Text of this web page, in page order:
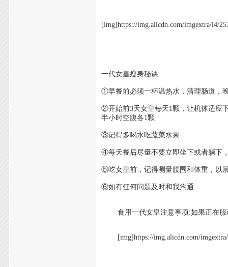
[img]https://img.alicdn.com/imgextra/i4/
一代女皇瘦身秘诀
①早餐前必须一杯温热水，清理肠道，
②开始前3天女皇每天1颗，让机体适应
半小时空腹各1颗
③记得多喝水吃蔬菜水果
④每天餐后尽量不要立即坐下或者躺下
⑤吃女皇前，记得测量腰围和体重，以
⑥如有任何问题及时和我沟通
食用一代女皇注意事项:如果正在服
[img]https://img.alicdn.com/imgextra/